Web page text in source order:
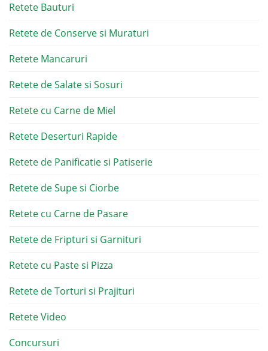
Retete Bauturi
Retete de Conserve si Muraturi
Retete Mancaruri
Retete de Salate si Sosuri
Retete cu Carne de Miel
Retete Deserturi Rapide
Retete de Panificatie si Patiserie
Retete de Supe si Ciorbe
Retete cu Carne de Pasare
Retete de Fripturi si Garnituri
Retete cu Paste si Pizza
Retete de Torturi si Prajituri
Retete Video
Concursuri